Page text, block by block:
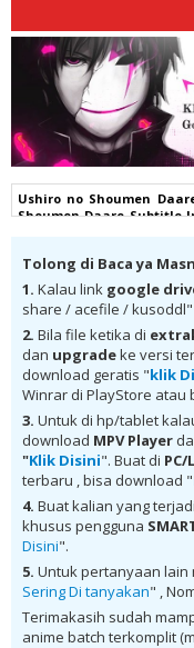
Ushiro no Shoumen
Shoumen Daare Subtitle
Daare Subtitle
Shoumen Daare Subtitle
Daare Subtitle
Indonesia kurogaze,
anibatch, Ushiro no
Ushiro no Shoumen
donwload anime Ushiro
donwload Ushiro no
download Ushiro no
drive, download Ushiro
Mega , donwload Ushiro
480P , donwload Ushiro
720P , donwload
donwload Ushiro no
donwload Ushiro no
donwload Ushiro no
Ushiro no Shoumen
download anime
anime Ushiro no
anime mp4 , mkv , 3gp
anime sub indo Ushiro no
Tolong di Baca ya
1. Kalau link google
share / acefile /
2. Bila file ketika di
dan upgradeke versi
download geratis "klik
Winrar di PlayStore atau
3. Untuk di hp/tablet
download MPV Player
"Klik Disini". Buat di
terbaru , bisa download "
4. Buat kalian yang terjadi
khusus pengguna
Disini".
5. Untuk pertanyaan lain
Sering Di tanyakan" ,
Terimakasih sudah
anime batch terkomplit